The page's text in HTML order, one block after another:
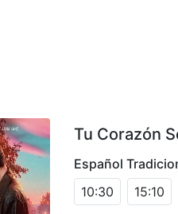
Tu Corazón
Español
10:30
15:10